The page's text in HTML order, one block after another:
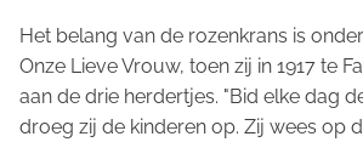
Het belang van de rozenkrans is
Onze Lieve Vrouw, toen zij in 1917 te
aan de drie herdertjes. "Bid elke dag
droeg zij de kinderen op. Zij wees op